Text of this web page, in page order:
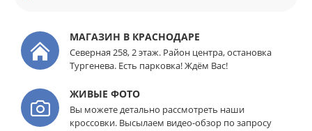
МАГАЗИН В КРАСНОДАРЕ
Северная 258, 2 этаж. Район центра, остановка
Тургенева. Есть парковка! Ждём Вас!
ЖИВЫЕ ФОТО
Вы можете детально рассмотреть наши
кроссовки. Высылаем видео-обзор по запросу